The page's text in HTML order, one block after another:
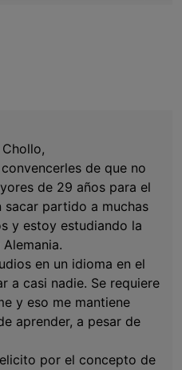
de que no
de 29 años para el
sacar partido a muchas
y estoy estudiando la
en un idioma en el
a casi nadie. Se requiere
y eso me mantiene
aprender, a pesar de
por el concepto de